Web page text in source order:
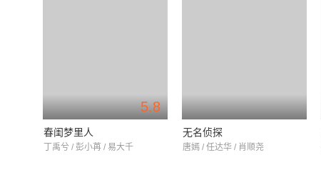
5.8
春闺梦里人
丁禹兮 / 彭小苒 / 易大千
无名侦探
唐嫣 / 任达华 / 肖顺尧